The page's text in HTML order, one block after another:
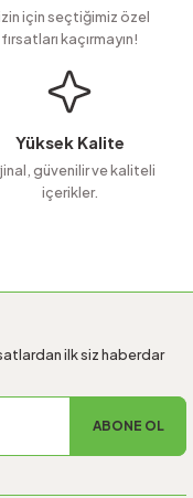
için seçtiğimiz özel
fırsatları kaçırmayın!
Yüksek Kalite
güvenilir ve kaliteli
içerikler.
ilk siz haberdar
ABONE OL